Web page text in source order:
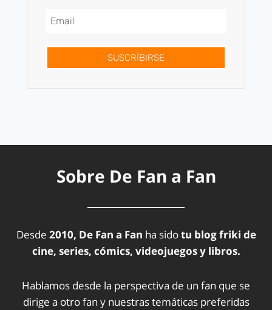
SUSCRÍBIRSE
Sobre De Fan a Fan
Desde 2010, De Fan a Fan ha sidotu blog friki de
cine, series, cómics, videojuegos y libros.
Hablamos desde la perspectiva de un fan que se
dirige a otro fan y nuestras temáticas preferidas